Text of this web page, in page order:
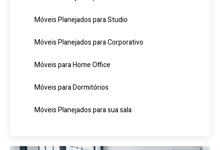
Móveis Planejados para Studio
Móveis Planejados para Corporativo
Móveis para Home Office
Móveis para Dormitórios
Móveis Planejados para sua sala